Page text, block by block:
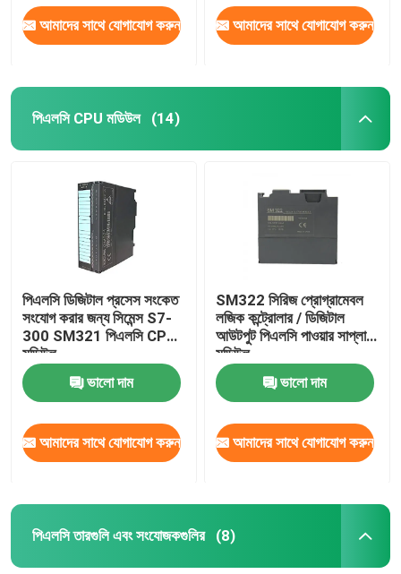
আমাদের সাথে যোগাযোগ করুন আমাদের সাথে যোগাযোগ করুন
পিএলসি CPU মডিউল (14)
পিএলসি ডিজিটাল প্রসেস সংকেত
সংযোগ করার জন্য সিমেন্স S7-
300 SM321 পিএলসি CPU
মডিউল
ভালো দাম
আমাদের সাথে যোগাযোগ করুন
SM322 সিরিজ প্রোগ্রামেবল
লজিক কন্ট্রোলার / ডিজিটাল
আউটপুট পিএলসি পাওয়ার সাপ্লাই
মডিউল
ভালো দাম
আমাদের সাথে যোগাযোগ করুন
পিএলসি তারগুলি এবং সংযোজকগুলির (8)